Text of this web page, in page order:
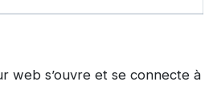
web s’ouvre et se connecte à